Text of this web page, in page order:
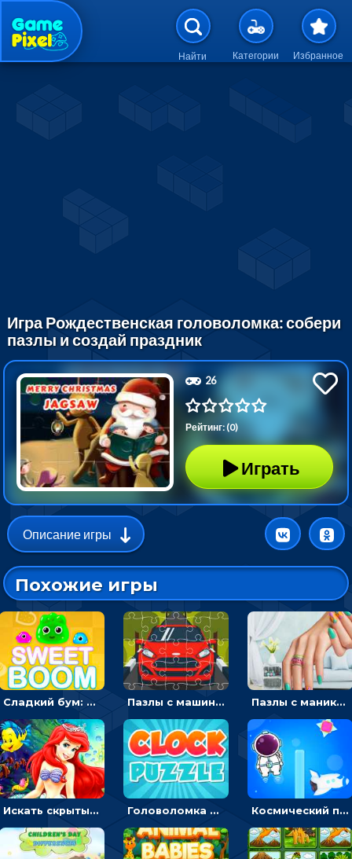
Перейти к основному
Найти Категории Избранное
Игра Рождественская головоломка: собери
пазлы и создай праздник
26
Рейтинг: (0)
Играть
Описание игры
Похожие игры
Сладкий бум: тапнуть, чтобы взорвать желейки - головоломка Пазлы с машинами Форд: собирать картинки и открывать новые Пазлы с маникюром: собери идеальный рисунок для ногтей
Искать скрытый алфавит на картинках с мультяшными героями - головоломка для детей Головоломка с часами для детей: читать время по циферблату Космический побег: двигать космонавта, чтобы попасть к кораблю